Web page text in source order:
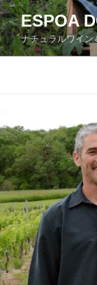
コ
ン
テ
ン
キ
ッ
プ
ESPOA
ナチュラルワイン